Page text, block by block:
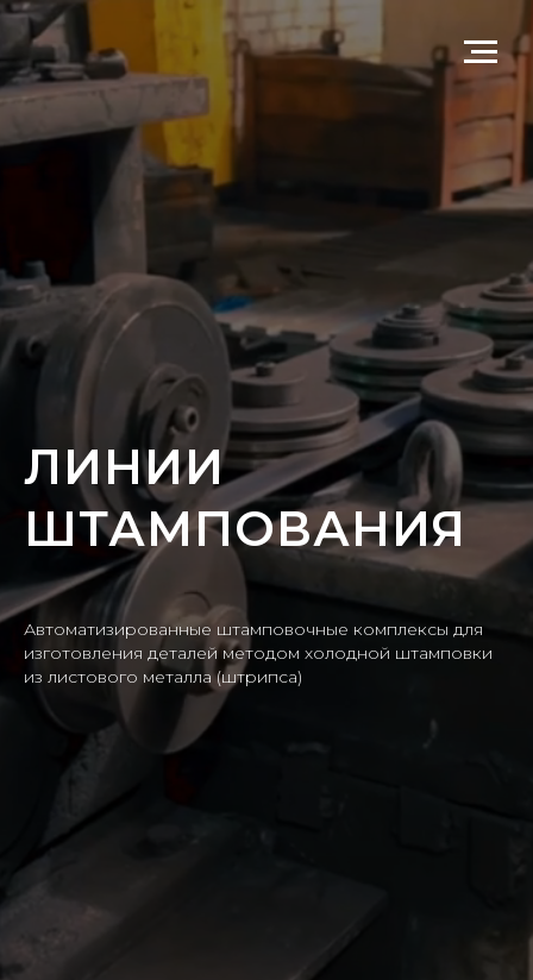
ЛИНИИ
ШТАМПОВАНИЯ
Автоматизированные штамповочные комплексы для
изготовления деталей методом холодной штамповки
из листового металла (штрипса)